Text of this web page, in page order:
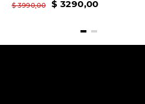
$ 3990,00 $ 3290,00